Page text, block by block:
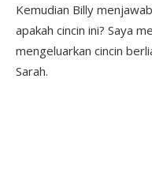
Kemudian Billy
apakah cincin ini? Saya
mengeluarkan cincin
Sarah.